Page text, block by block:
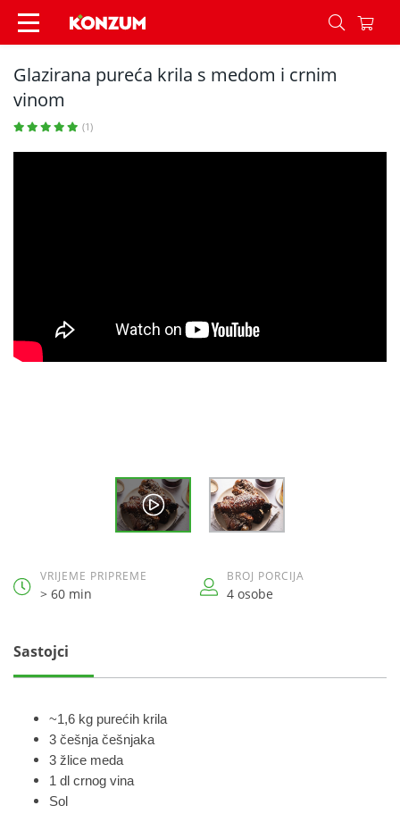
Glazirana pureća krila s medom i crnim vinom -
Glazirana pureća krila s medom i crnim
vinom
(1)
VRIJEME PRIPREME
> 60 min
BROJ PORCIJA
4 osobe
Sastojci
~1,6 kg purećih krila
3 češnja češnjaka
3 žlice meda
1 dl crnog vina
Sol